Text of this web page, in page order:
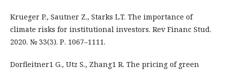
Krueger P., Sautner Z., Starks L.T. The importance of
climate risks for institutional investors. Rev Financ Stud.
2020. № 33(3). Р. 1067–1111.
Dorfleitner1 G., Utz S., Zhang1 R. The pricing of green